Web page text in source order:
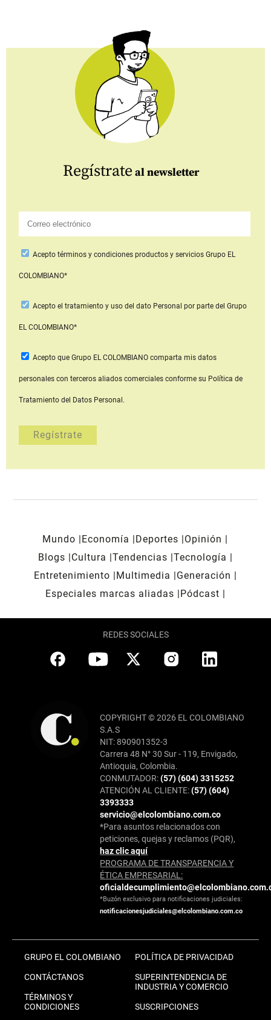
Regístrate al newsletter
Aceptotérminos y condiciones productos y serviciosGrupo EL
COLOMBIANO*
Acepto el tratamiento y uso del dato Personal por parte del Grupo
EL COLOMBIANO*
Acepto que Grupo EL COLOMBIANOcomparta mis datos
personales con terceros aliados comerciales conforme su Política de
Tratamiento del Datos Personal.
Mundo Economía Deportes
Opinión
Blogs
Cultura Tendencias Tecnología
Entretenimiento
Multimedia
Generación
Especiales marcas aliadas
Pódcast
REDES SOCIALES
COPYRIGHT © 2026 EL COLOMBIANO
S.A.S
NIT: 890901352-3
Carrera 48 N° 30 Sur - 119, Envigado,
Antioquia, Colombia.
CONMUTADOR:(57) (604) 3315252
ATENCIÓN AL CLIENTE:(57) (604)
3393333
servicio@elcolombiano.com.co
*Para asuntos relacionados con
peticiones, quejas y reclamos (PQR),
haz clic aquí
PROGRAMA DE TRANSPARENCIA Y
ÉTICA EMPRESARIAL:
*Buzón exclusivo para notificaciones judiciales:
notificacionesjudiciales@elcolombiano.com.co
GRUPO EL COLOMBIANO
CONTÁCTANOS
TÉRMINOS Y
CONDICIONES
POLÍTICA DE PRIVACIDAD
SUPERINTENDENCIA DE
INDUSTRIA Y COMERCIO
SUSCRIPCIONES